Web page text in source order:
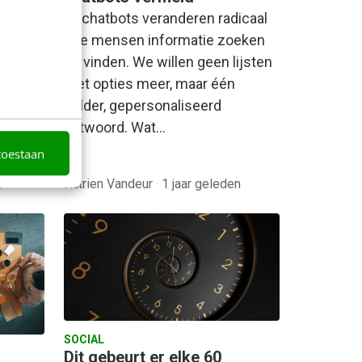
AI-chatbots veranderen radicaal
hoe mensen informatie zoeken
en vinden. We willen geen lijsten
met opties meer, maar één
helder, gepersonaliseerd
antwoord. Wat…
Katrien Vandeur · 1 jaar geleden
SOCIAL
Dit gebeurt er elke 60